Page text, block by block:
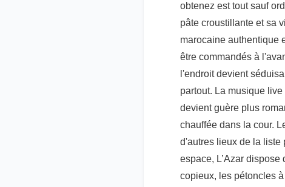
obtenez est tout sauf
pâte croustillante et sa
marocaine authentique
être commandés à
l'endroit devient
partout. La musique
devient guère plus
chauffée dans la cour.
d'autres lieux de la liste
espace, L’Azar
copieux, les pétoncles